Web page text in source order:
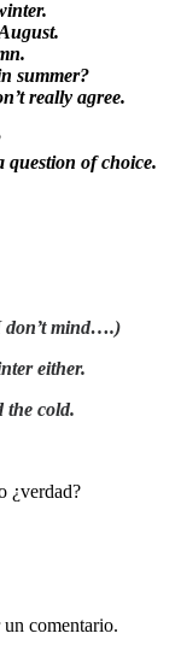
summer?
really agree.
question of choice.
don’t mind….)
either.
the cold.
¿verdad?
comentario.